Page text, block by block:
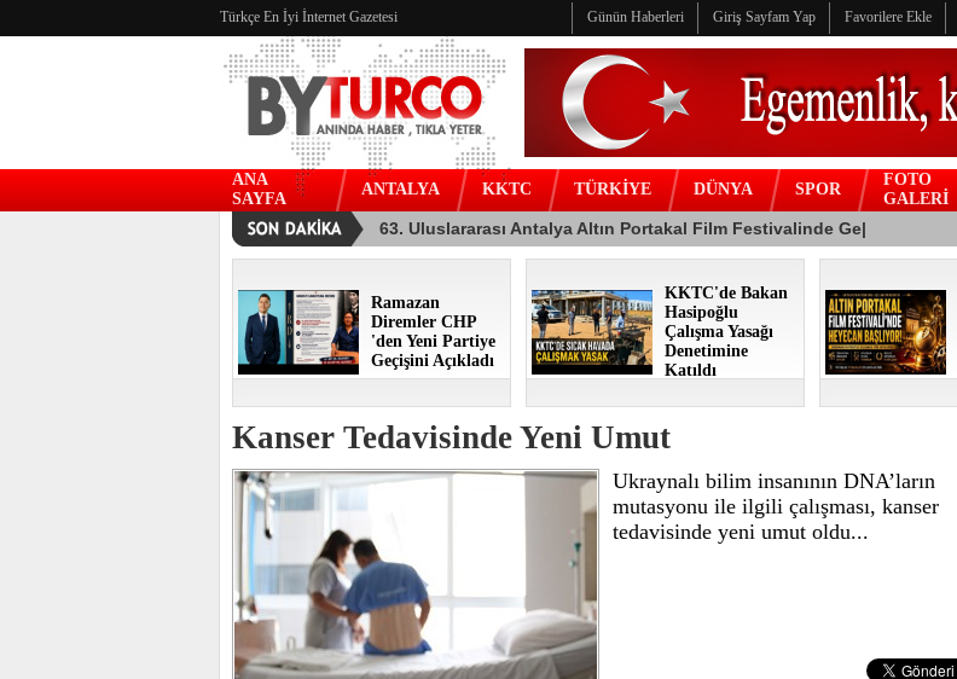
Türkçe En İyi İnternet Gazetesi Günün Haberleri Giriş Sayfam Yap Favorilere Ekle
ANA
SAYFA
ANTALYA KKTC TÜRKİYE DÜNYA SPOR
FOTO
GALERİ
Ramazan
Diremler CHP
'den Yeni Partiye
Geçişini Açıkladı
KKTC'de Bakan
Hasipoğlu
Çalışma Yasağı
Denetimine
Katıldı
Kanser Tedavisinde Yeni Umut
Ukraynalı bilim insanının DNA’ların
mutasyonu ile ilgili çalışması, kanser
tedavisinde yeni umut oldu...